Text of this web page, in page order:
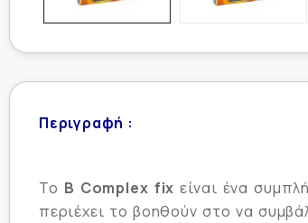
Περιγραφή :
Το B Complex fix είναι ένα
περιέχει το βοηθούν στο να